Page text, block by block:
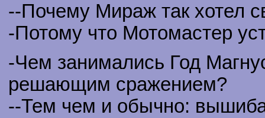
--Почему Мираж так хотел
-Потому что Мотомастер
-Чем занимались Год
решающим сражением?
--Тем чем и обычно: